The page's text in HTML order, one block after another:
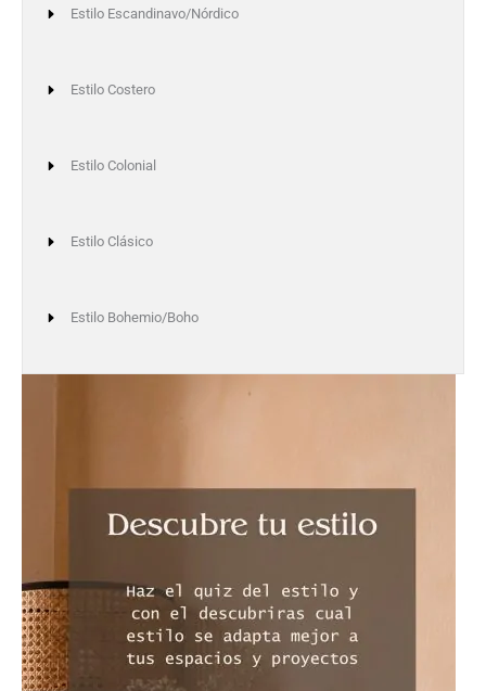
Estilo Escandinavo/Nórdico
Estilo Costero
Estilo Colonial
Estilo Clásico
Estilo Bohemio/Boho